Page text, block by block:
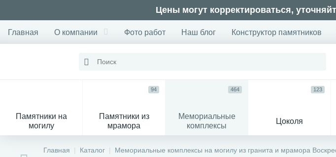
Цены могут корректироваться,
Главная О компании Фото работ Наш блог Конструктор памятников
Памятники на
могилу
Памятники из
мрамора
94
Мемориальные
комплексы
464
Цоколя
123
Главная Каталог Мемориальные комплексы на могилу из гранита и мрамора